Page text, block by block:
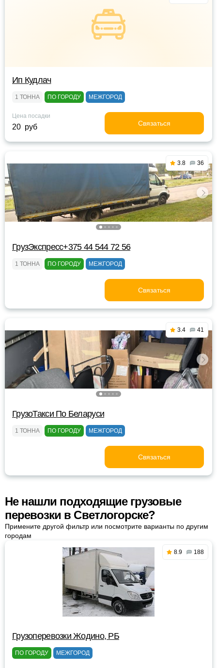
Ип Кудлач
1 ТОННА ПО ГОРОДУ МЕЖГОРОД
Цена посадки
20 руб Связаться
3.8 36
ГрузЭкспресс+375 44 544 72 56
1 ТОННА ПО ГОРОДУ МЕЖГОРОД
Связаться
3.4 41
ГрузоТакси По Беларуси
1 ТОННА ПО ГОРОДУ МЕЖГОРОД
Связаться
Не нашли подходящие грузовые
перевозки в Светлогорске?
Примените другой фильтр или посмотрите варианты по другим
городам
8.9 188
Грузоперевозки Жодино, РБ
ПО ГОРОДУ МЕЖГОРОД